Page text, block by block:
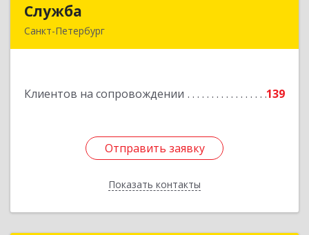
Служба
Санкт-Петербург
Клиентов на сопровождении 139
Отправить заявку
Показать контакты
Подробнее
Отправить заявку
Назад